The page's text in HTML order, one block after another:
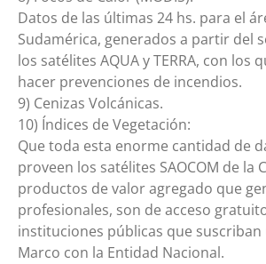
Datos de las últimas 24 hs. para el
Sudamérica, generados a partir del
los satélites AQUA y TERRA, con los
hacer prevenciones de incendios.
9) Cenizas Volcánicas.
10) Índices de Vegetación:
Que toda esta enorme cantidad de
proveen los satélites SAOCOM de la
productos de valor agregado que
profesionales, son de acceso
instituciones públicas que suscriban
Marco con la Entidad Nacional.